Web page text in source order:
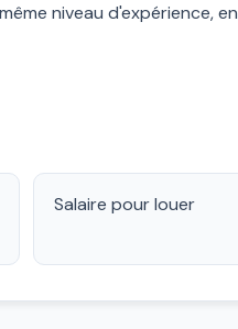
niveau d'expérience, en
Salaire pour louer